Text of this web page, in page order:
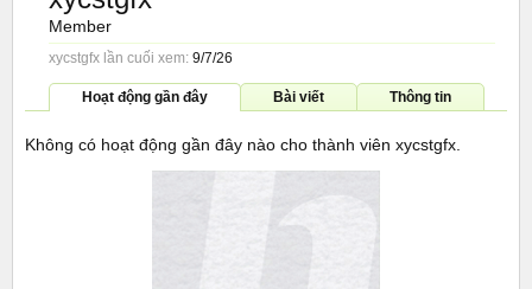
Member
xycstgfx lần cuối xem: 9/7/26
Hoạt động gần đây Bài viết Thông tin
Không có hoạt động gần đây nào cho thành viên xycstgfx.